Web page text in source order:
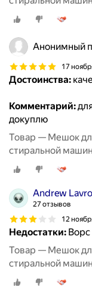
Анонимный
17
Достоинства:
Комментарий:
докуплю
Товар — Мешок
стиральной
Andrew
27 отзывов
12
Недостатки: Ворс
Товар — Мешок
стиральной